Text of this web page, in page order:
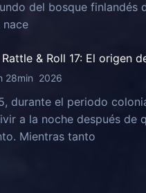
del bosque finlandés
nace
Rattle & Roll 17: El origen
28min 2026
durante el periodo
a la noche después de
Mientras tanto